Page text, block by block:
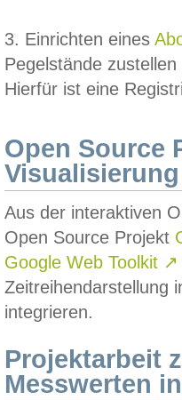
3. Einrichten eines
Pegelstände
Hierfür ist eine
Open Source
Visualisierung
Aus der interaktiven
Open Source Projekt
Google Web Toolkit ↗
Zeitreihendarstellung
integrieren.
Projektarbeit
Messwerten